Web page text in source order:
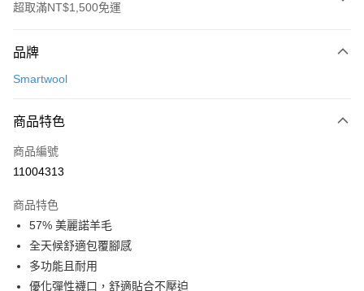
超取滿NT$1,500免運
信用卡一次付款
Apple Pay
悠遊付
7-11取貨(快速到店)
每筆NT$100，滿NT$1,500(含以上)免運費
宅配-本島
品牌
Smartwool
商品特色
商品編號
11004313
商品特色
57% 美麗諾羊毛
全天候舒適包覆腳感
多功能且耐用
優化彈性襪口，舒適貼合不壓迫